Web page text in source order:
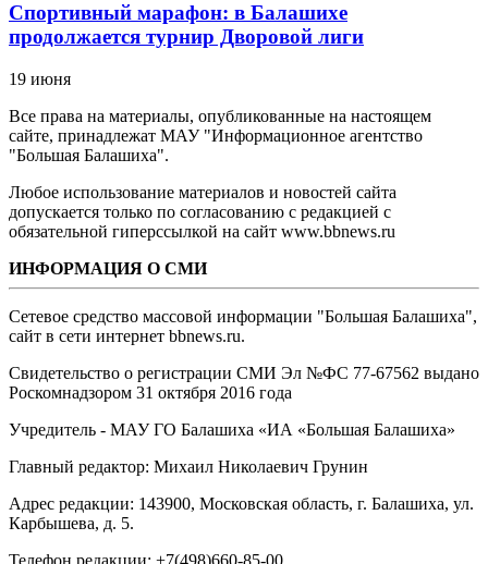
Спортивный марафон: в Балашихе
продолжается турнир Дворовой лиги
19 июня
Все права на материалы, опубликованные на настоящем
сайте, принадлежат МАУ "Информационное агентство
"Большая Балашиха".
Любое использование материалов и новостей сайта
допускается только по согласованию с редакцией с
обязательной гиперссылкой на сайт www.bbnews.ru
ИНФОРМАЦИЯ О СМИ
Сетевое средство массовой информации "Большая Балашиха",
сайт в сети интернет bbnews.ru.
Свидетельство о регистрации СМИ Эл №ФС ‎77-67562 выдано
Роскомнадзором 31 октября 2016 года
Учредитель - МАУ ГО Балашиха «ИА «Большая Балашиха»
Главный редактор: Михаил Николаевич Грунин
Адрес редакции: 143900, Московская область, г. Балашиха, ул.
Карбышева, д. 5.